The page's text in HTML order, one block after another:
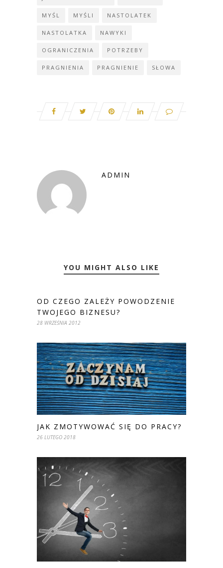
MYŚL MYŚLI NASTOLATEK
NASTOLATKA NAWYKI
OGRANICZENIA POTRZEBY
PRAGNIENIA PRAGNIENIE SŁOWA
ADMIN
YOU MIGHT ALSO LIKE
OD CZEGO ZALEŻY POWODZENIE
TWOJEGO BIZNESU?
28 WRZEŚNIA 2012
JAK ZMOTYWOWAĆ SIĘ DO PRACY?
26 LUTEGO 2018